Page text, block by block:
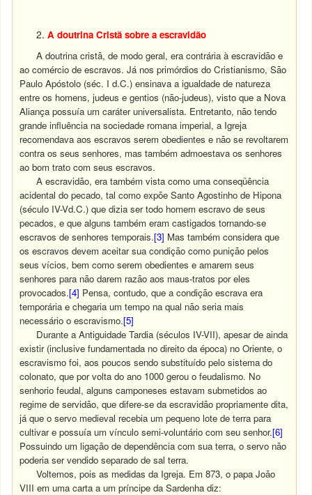
A doutrina Cristã sobre a escravidão
A doutrina cristã, de modo geral, era contrária à escravidão e
ao comércio de escravos. Já nos primórdios do Cristianismo, São
Paulo Apóstolo (séc. I d.C.) ensinava a igualdade de natureza
entre os homens, judeus e gentios (não-judeus), visto que a Nova
Aliança possuía um caráter universalista. Entretanto, não tendo
grande influência na sociedade romana imperial, a Igreja
recomendava aos escravos serem obedientes e não se revoltarem
contra os seus senhores, mas também admoestava os senhores
ao bom trato com seus escravos.
A escravidão, era também vista como uma conseqüência
acidental do pecado, tal como expõe Santo Agostinho de Hipona
(século IV-Vd.C.) que dizia ser todo homem escravo de seus
pecados, e que alguns também eram castigados tornando-se
escravos de senhores temporais.[3] Mas também considera que
os escravos devem aceitar sua condição como punição pelos
seus vícios, bem como serem obedientes e amarem seus
senhores para não darem razão aos maus-tratos por eles
provocados.[4] Pensa, contudo, que a condição escrava era
temporária e chegaria um tempo na qual não seria mais
necessário o escravismo.[5]
Durante a Antiguidade Tardia (séculos IV-VII), apesar de ainda
existir (inclusive fundamentada no direito da época) no Oriente, o
escravismo foi, aos poucos sendo substituído pelo sistema do
colonato, que por volta do ano 1000 gerou o feudalismo. No
senhorio feudal, alguns camponeses estavam submetidos ao
regime de servidão, que difere-se da escravidão propriamente dita,
já que o servo medieval recebia um pequeno lote de terra para
cultivar e possuía um vínculo semi-voluntário com seu senhor.[6]
Possuindo um ligação de dependência com sua terra, o servo não
poderia ser vendido separado de sal terra.
Voltemos, pois as medidas da Igreja. Em 873, o papa João
VIII em uma carta a um príncipe da Sardenha diz: